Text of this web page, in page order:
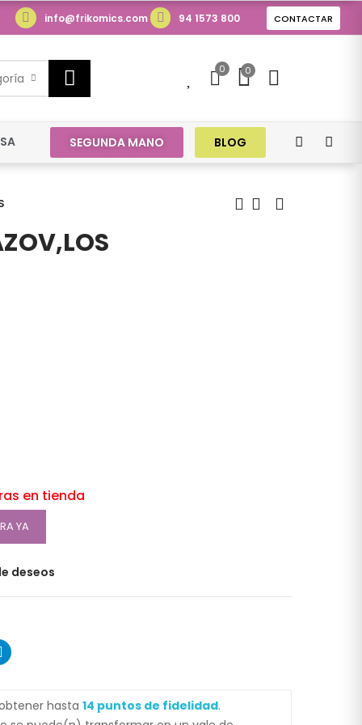
info@frikomics.com 94 1573 800 CONTACTAR
0 0
SEGUNDA MANO BLOG
en tienda
YA
deseos
hasta 14 puntos de fidelidad.